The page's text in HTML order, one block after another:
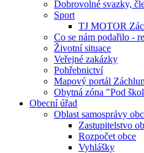
Dobrovolné svazky,
Sport
TJ MOTOR
Co se nám podařilo -
Životní situace
Veřejné zakázky
Pohřebnictví
Mapový portál
Obytná zóna "Pod
Obecní úřad
Oblast samosprávy
Zastupitelstvo
Rozpočet obce
Vyhlášky